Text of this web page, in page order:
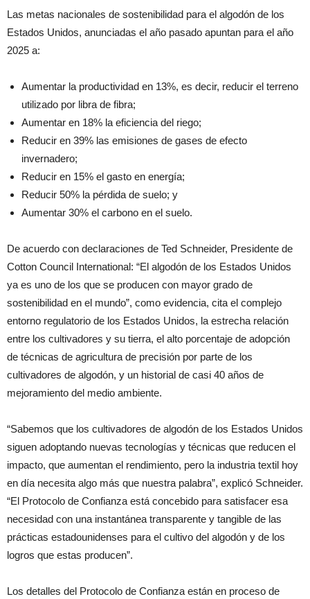
Las metas nacionales de sostenibilidad para el algodón de los
Estados Unidos, anunciadas el año pasado apuntan para el año
2025 a:
Aumentar la productividad en 13%, es decir, reducir el terreno
utilizado por libra de fibra;
Aumentar en 18% la eficiencia del riego;
Reducir en 39% las emisiones de gases de efecto
invernadero;
Reducir en 15% el gasto en energía;
Reducir 50% la pérdida de suelo; y
Aumentar 30% el carbono en el suelo.
De acuerdo con declaraciones de Ted Schneider, Presidente de
Cotton Council International: “El algodón de los Estados Unidos
ya es uno de los que se producen con mayor grado de
sostenibilidad en el mundo”, como evidencia, cita el complejo
entorno regulatorio de los Estados Unidos, la estrecha relación
entre los cultivadores y su tierra, el alto porcentaje de adopción
de técnicas de agricultura de precisión por parte de los
cultivadores de algodón, y un historial de casi 40 años de
mejoramiento del medio ambiente.
“Sabemos que los cultivadores de algodón de los Estados Unidos
siguen adoptando nuevas tecnologías y técnicas que reducen el
impacto, que aumentan el rendimiento, pero la industria textil hoy
en día necesita algo más que nuestra palabra”, explicó Schneider.
“El Protocolo de Confianza está concebido para satisfacer esa
necesidad con una instantánea transparente y tangible de las
prácticas estadounidenses para el cultivo del algodón y de los
logros que estas producen”.
Los detalles del Protocolo de Confianza están en proceso de